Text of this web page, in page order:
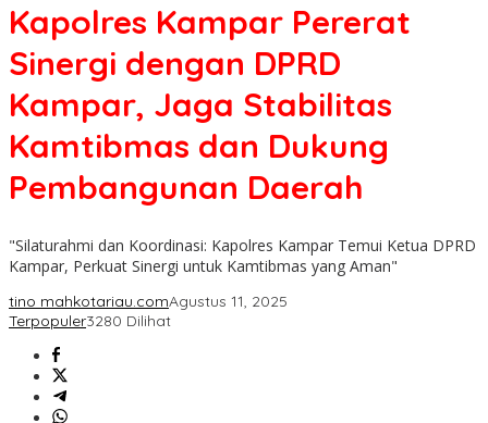
Kapolres Kampar Pererat
Sinergi dengan DPRD
Kampar, Jaga Stabilitas
Kamtibmas dan Dukung
Pembangunan Daerah
"Silaturahmi dan Koordinasi: Kapolres Kampar Temui Ketua DPRD
Kampar, Perkuat Sinergi untuk Kamtibmas yang Aman"
tino mahkotariau.comAgustus 11, 2025
Terpopuler3280 Dilihat